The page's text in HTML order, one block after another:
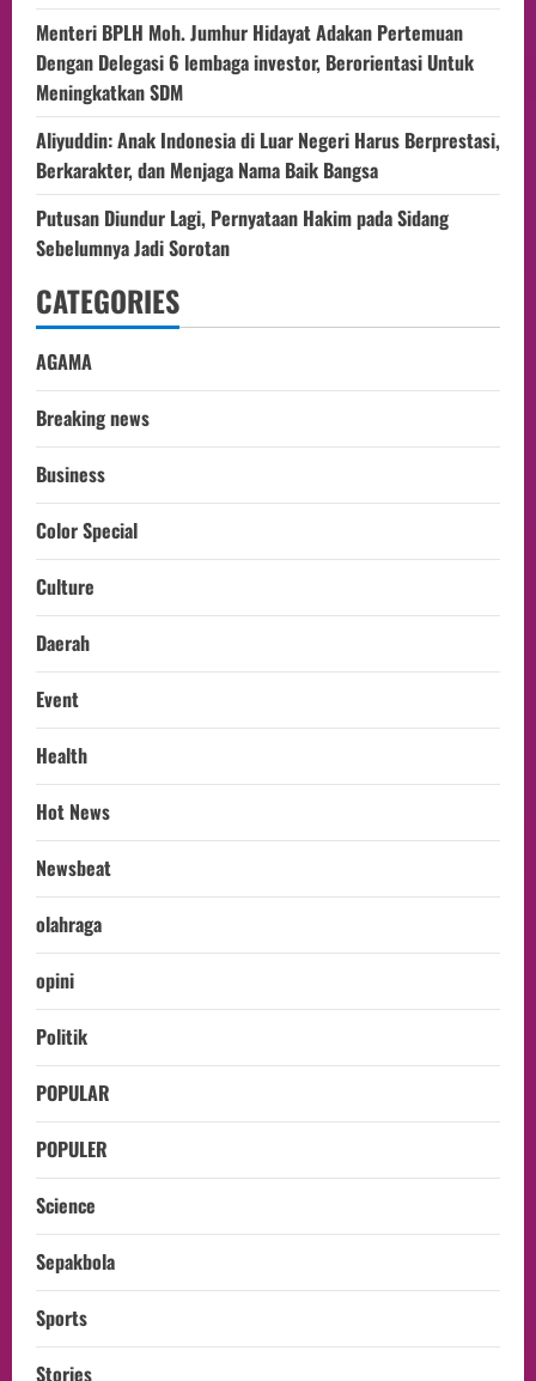
Menteri BPLH Moh. Jumhur Hidayat Adakan Pertemuan
Dengan Delegasi 6 lembaga investor, Berorientasi Untuk
Meningkatkan SDM
Aliyuddin: Anak Indonesia di Luar Negeri Harus Berprestasi,
Berkarakter, dan Menjaga Nama Baik Bangsa
Putusan Diundur Lagi, Pernyataan Hakim pada Sidang
Sebelumnya Jadi Sorotan
CATEGORIES
AGAMA
Breaking news
Business
Color Special
Culture
Daerah
Event
Health
Hot News
Newsbeat
olahraga
opini
Politik
POPULAR
POPULER
Science
Sepakbola
Sports
Stories